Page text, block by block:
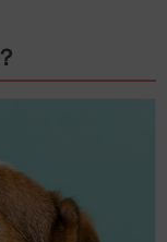
います。